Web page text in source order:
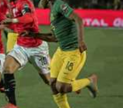
عدسات
آراء حرة
ركن الألعاب